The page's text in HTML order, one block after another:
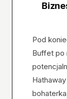
Pod
Buffet po